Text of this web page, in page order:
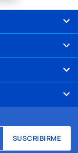
SUSCRIBIRME